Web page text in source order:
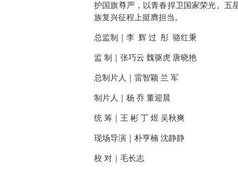
护国旗尊严，以青春捍卫国家荣光。五
族复兴征程上挺膺担当。
总监制｜李 辉 过 彤 骆红秉
监 制｜张巧云 魏驱虎 唐晓艳
总制片人｜雷智颖 兰 军
制片人｜杨 乔 董迎晨
统 筹｜王 彬 丁 煜 吴秋爽
现场导演｜朴亨楠 沈静静
校 对｜毛长志